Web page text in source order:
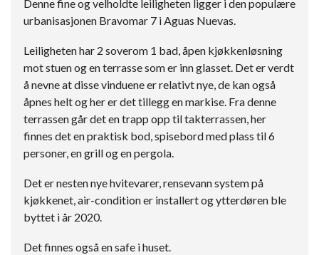
Denne fine og velholdte leiligheten ligger i den populære
urbanisasjonen Bravomar 7 i Aguas Nuevas.
Leiligheten har 2 soverom 1 bad, åpen kjøkkenløsning
mot stuen og en terrasse som er inn glasset. Det er verdt
å nevne at disse vinduene er relativt nye, de kan også
åpnes helt og her er det tillegg en markise. Fra denne
terrassen går det en trapp opp til takterrassen, her
finnes det en praktisk bod, spisebord med plass til 6
personer, en grill og en pergola.
Det er nesten nye hvitevarer, rensevann system på
kjøkkenet, air-condition er installert og ytterdøren ble
byttet i år 2020.
Det finnes også en safe i huset.